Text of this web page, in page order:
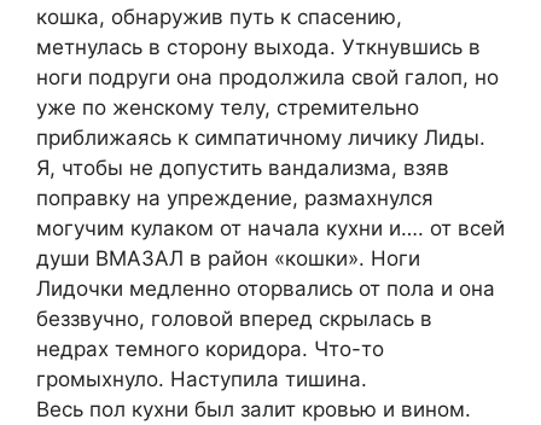
кошка, обнаружив путь к спасению,
метнулась в сторону выхода. Уткнувшись в
ноги подруги она продолжила свой галоп, но
уже по женскому телу, стремительно
приближаясь к симпатичному личику Лиды.
Я, чтобы не допустить вандализма, взяв
поправку на упреждение, размахнулся
могучим кулаком от начала кухни и…. от всей
души ВМАЗАЛ в район «кошки». Ноги
Лидочки медленно оторвались от пола и она
беззвучно, головой вперед скрылась в
недрах темного коридора. Что-то
громыхнуло. Наступила тишина.
Весь пол кухни был залит кровью и вином.